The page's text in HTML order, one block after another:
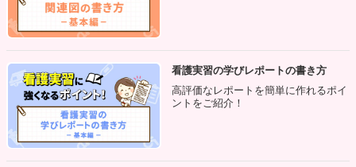
乳幼児の場合は、
認知や知覚に関する反応、コミュニケー
ションの手段やその特性をふまえた判断 が必要です。
人見知りの出現は、他者と自己を区別することや、他者のな
看護実習の学びレポートの書き方
高評価なレポートを簡単に作れるポイ
ントをご紹介！